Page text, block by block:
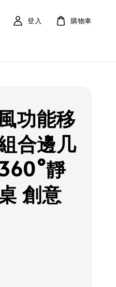
登入 購物車
功能移
合邊几
靜
創意